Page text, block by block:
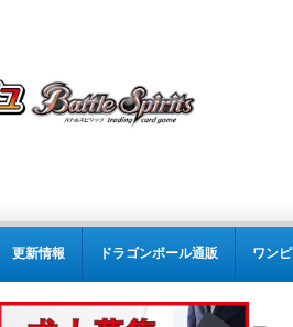
更新情報 ドラゴンボール通販 ワン